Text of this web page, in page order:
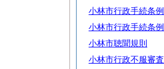
小林市行政手続条例
小林市行政手続条
小林市聴聞規則
小林市行政不服審